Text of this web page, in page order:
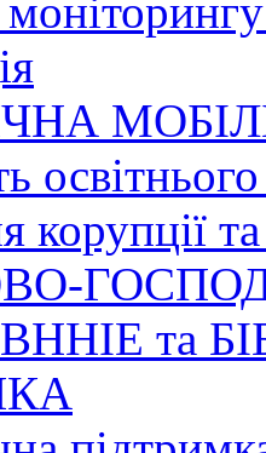
корупції
ВННІЕ та